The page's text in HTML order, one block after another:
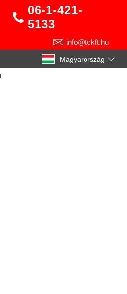
06-1-421-
5133
info@tckft.hu
Magyarország